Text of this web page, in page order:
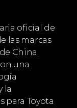
oficial de
las marcas
China.
una
la
para Toyota